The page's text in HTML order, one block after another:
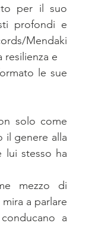
per il suo
profondi e
Mendaki
e
le sue
solo come
il genere alla
lui stesso ha
mezzo di
a parlare
a